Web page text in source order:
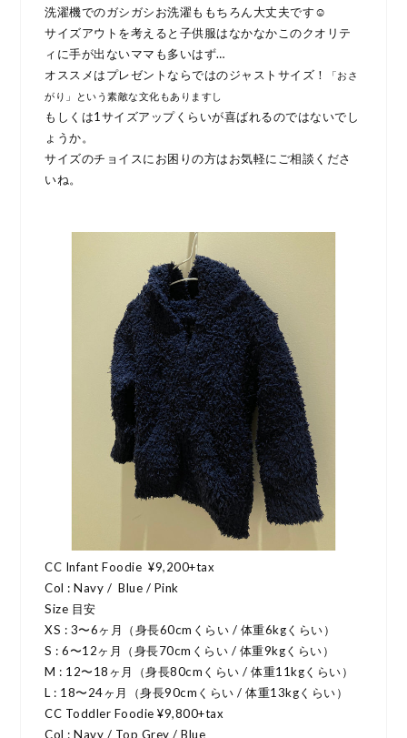
洗濯機でのガシガシお洗濯ももちろん大丈夫です☺︎
サイズアウトを考えると子供服はなかなかこのクオリテ
ィに手が出ないママも多いはず…
オススメはプレゼントならではのジャストサイズ！
「おさ
がり」という素敵な文化もありますし
もしくは1サイズアップくらいが喜ばれるのではないでし
ょうか。
サイズのチョイスにお困りの方はお気軽にご相談くださ
いね。
CC Infant Foodie ¥9,200+tax
Col : Navy / Blue / Pink
Size 目安
XS : 3〜6ヶ月（身長60cmくらい / 体重6kgくらい）
S : 6〜12ヶ月（身長70cmくらい / 体重9kgくらい）
M : 12〜18ヶ月（身長80cmくらい / 体重11kgくらい）
L : 18〜24ヶ月（身長90cmくらい / 体重13kgくらい）
CC Toddler Foodie ¥9,800+tax
Col : Navy / Top Grey / Blue